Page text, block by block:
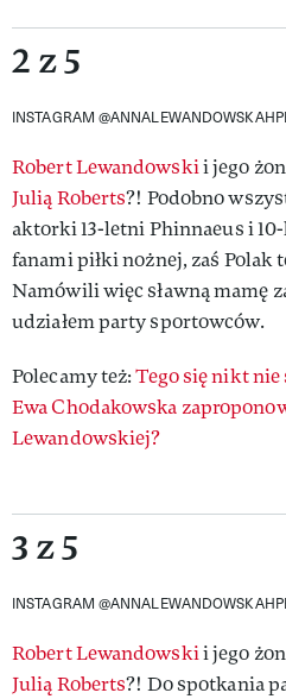
2 z 5
INSTAGRAM
Robert Lewandowskii jego
Julią Roberts?! Podobno
aktorki 13-letni Phinnaeus i
fanami piłki nożnej, zaś Polak
Namówili więc sławną mamę
udziałem party sportowców.
Polecamy też:Tego się nikt nie
Ewa Chodakowska
Lewandowskiej?
3 z 5
INSTAGRAM
Robert Lewandowskii jego
Julią Roberts?! Do spotkania